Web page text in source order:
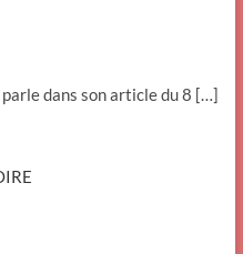
parle dans son article du 8 […]